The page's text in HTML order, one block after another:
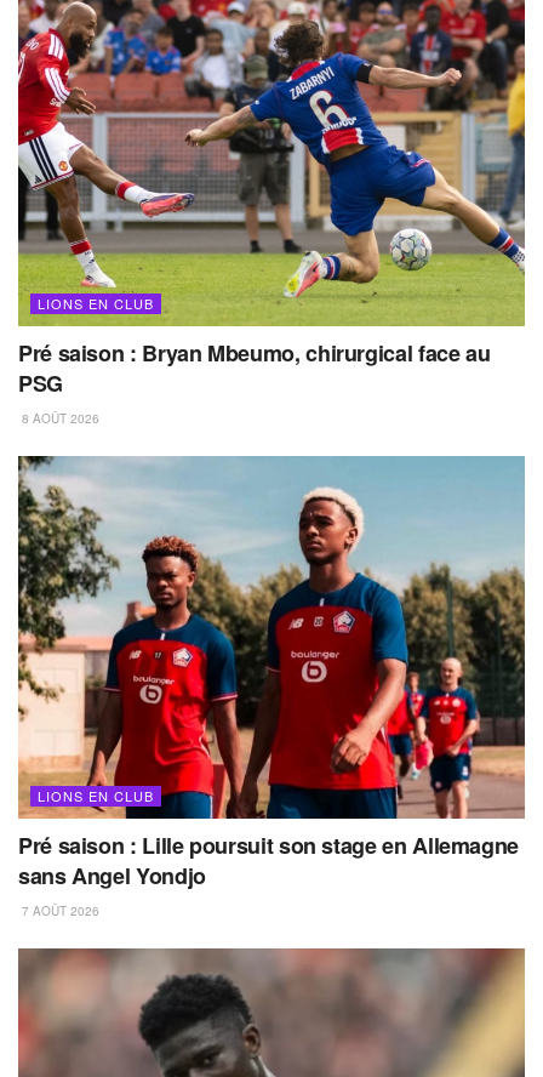
LIONS EN CLUB
Pré saison : Bryan Mbeumo, chirurgical face au
PSG
8 AOÛT 2026
LIONS EN CLUB
Pré saison : Lille poursuit son stage en Allemagne
sans Angel Yondjo
7 AOÛT 2026